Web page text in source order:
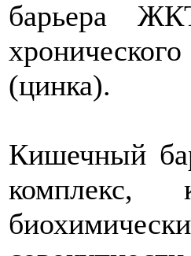
барьера
(цинка).
Кишечный
комплекс,